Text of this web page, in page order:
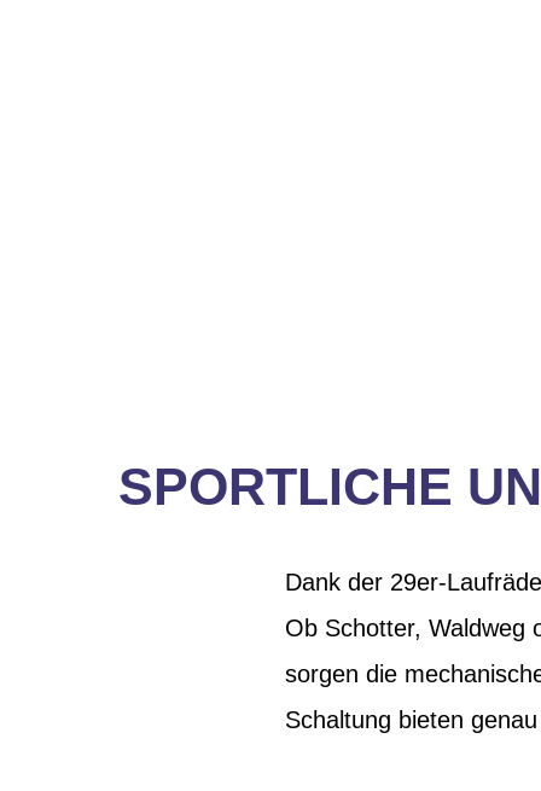
SPORTLICHE
Dank der 29er-
Ob Schotter, Waldweg
sorgen die
Schaltung bieten